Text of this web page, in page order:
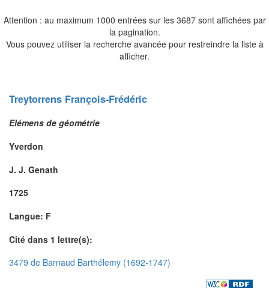
Attention : au maximum 1000 entrées sur les 3687 sont affichées par
la pagination.
Vous pouvez utiliser la recherche avancée pour restreindre la liste à
afficher.
Treytorrens François-Frédéric
Elémens de géométrie
Yverdon
J. J. Genath
1725
Langue: F
Cité dans 1 lettre(s):
3479 de Barnaud Barthélemy (1692-1747)